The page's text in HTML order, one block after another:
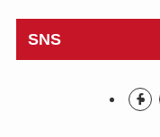
SNS